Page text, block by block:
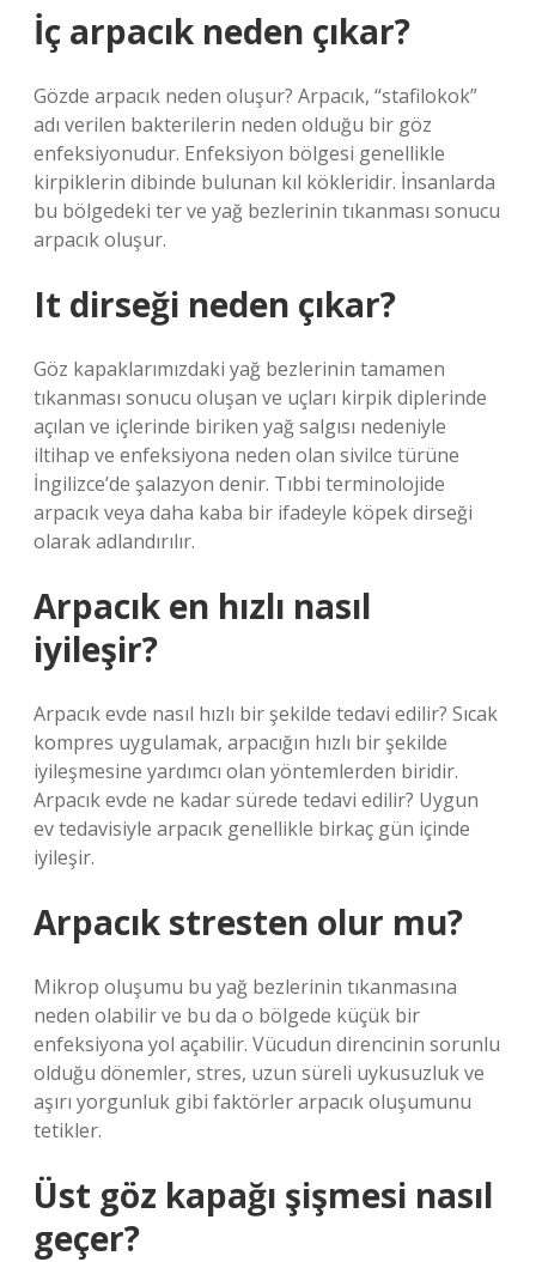
İç arpacık neden çıkar?
Gözde arpacık neden oluşur? Arpacık, “stafilokok”
adı verilen bakterilerin neden olduğu bir göz
enfeksiyonudur. Enfeksiyon bölgesi genellikle
kirpiklerin dibinde bulunan kıl kökleridir. İnsanlarda
bu bölgedeki ter ve yağ bezlerinin tıkanması sonucu
arpacık oluşur.
It dirseği neden çıkar?
Göz kapaklarımızdaki yağ bezlerinin tamamen
tıkanması sonucu oluşan ve uçları kirpik diplerinde
açılan ve içlerinde biriken yağ salgısı nedeniyle
iltihap ve enfeksiyona neden olan sivilce türüne
İngilizce’de şalazyon denir. Tıbbi terminolojide
arpacık veya daha kaba bir ifadeyle köpek dirseği
olarak adlandırılır.
Arpacık en hızlı nasıl
iyileşir?
Arpacık evde nasıl hızlı bir şekilde tedavi edilir? Sıcak
kompres uygulamak, arpacığın hızlı bir şekilde
iyileşmesine yardımcı olan yöntemlerden biridir.
Arpacık evde ne kadar sürede tedavi edilir? Uygun
ev tedavisiyle arpacık genellikle birkaç gün içinde
iyileşir.
Arpacık stresten olur mu?
Mikrop oluşumu bu yağ bezlerinin tıkanmasına
neden olabilir ve bu da o bölgede küçük bir
enfeksiyona yol açabilir. Vücudun direncinin sorunlu
olduğu dönemler, stres, uzun süreli uykusuzluk ve
aşırı yorgunluk gibi faktörler arpacık oluşumunu
tetikler.
Üst göz kapağı şişmesi nasıl
geçer?